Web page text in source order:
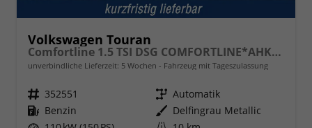
Volkswagen Touran
Comfortline 1.5 TSI DSG COMFORTLINE*AHK*NAVI*ACC*PDC*LED*SHZ*KAMERA*7-SITZER*17-ZOLL
unverbindliche Lieferzeit: 5 Wochen Fahrzeug mit Tageszulassung
Fahrzeugnr. 352551 Getriebe Automatik
Kraftstoff Benzin Außenfarbe Delfingrau Metallic